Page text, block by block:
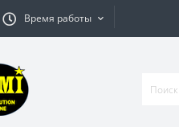
Время работы